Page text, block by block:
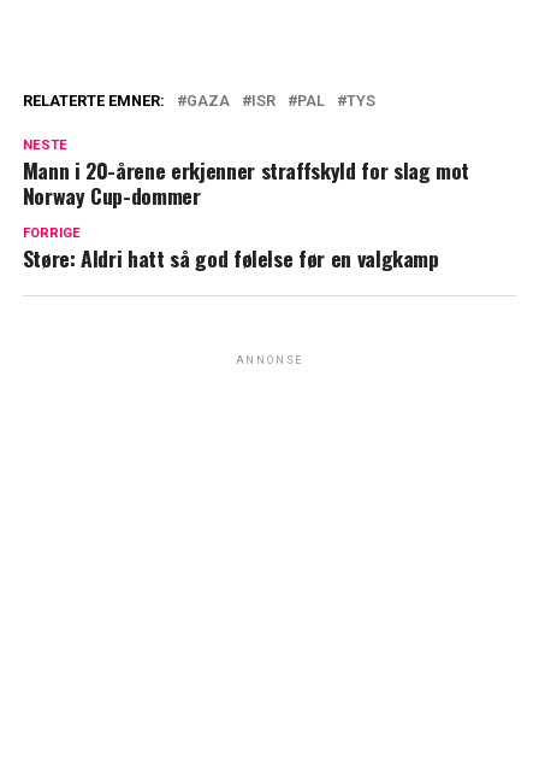
RELATERTE EMNER: GAZA ISR PAL TYS
NESTE
Mann i 20-årene erkjenner straffskyld for slag mot
Norway Cup-dommer
FORRIGE
Støre: Aldri hatt så god følelse før en valgkamp
ANNONSE